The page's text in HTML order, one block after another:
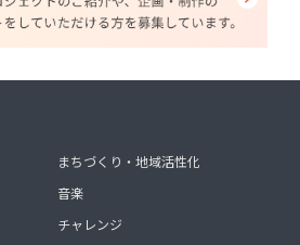
まちづくり・地域活性化
音楽
チャレンジ